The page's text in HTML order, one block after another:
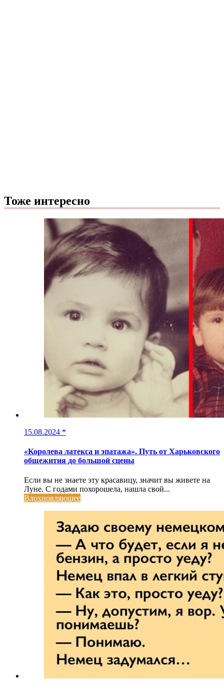
Тоже интересно
15.08.2024 *
«Королева латекса и эпатажа». Путь от Харьковского
общежития до большой сцены
Если вы не знаете эту красавицу, значит вы живете на
Луне. С годами похорошела, нашла свой...
Вдохновляющее